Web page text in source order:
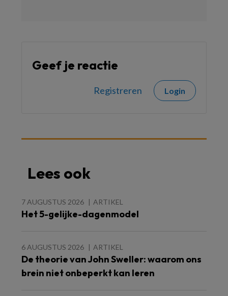
Geef je reactie
Registreren Login
Lees ook
7 AUGUSTUS 2026 ARTIKEL
Het 5-gelijke-dagenmodel
6 AUGUSTUS 2026 ARTIKEL
De theorie van John Sweller: waarom ons
brein niet onbeperkt kan leren